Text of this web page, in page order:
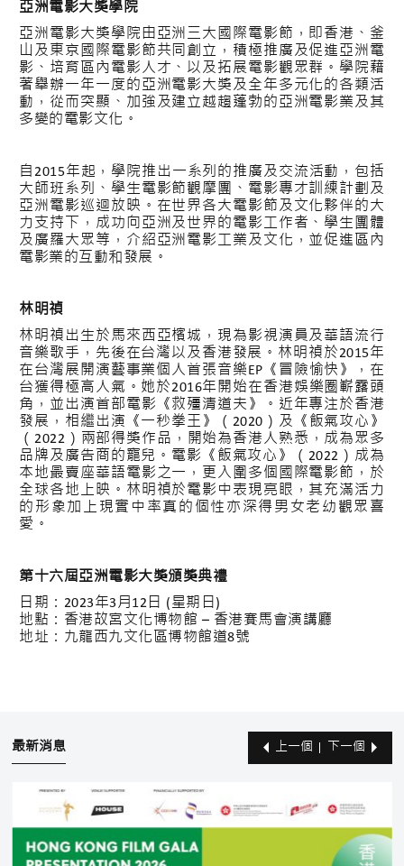
亞洲電影大獎學院
亞洲電影大獎學院由亞洲三大國際電影節，即香港、釜
山及東京國際電影節共同創立，積極推廣及促進亞洲電
影、培育區內電影人才、以及拓展電影觀眾群。學院藉
著舉辦一年一度的亞洲電影大獎及全年多元化的各類活
動，從而突顯、加強及建立越趨蓬勃的亞洲電影業及其
多變的電影文化。
自2015年起，學院推出一系列的推廣及交流活動，包括
大師班系列、學生電影節觀摩團、電影專才訓練計劃及
亞洲電影巡迴放映。在世界各大電影節及文化夥伴的大
力支持下，成功向亞洲及世界的電影工作者、學生團體
及廣羅大眾等，介紹亞洲電影工業及文化，並促進區內
電影業的互動和發展。
林明禎
林明禎出生於馬來西亞檳城，現為影視演員及華語流行
音樂歌手，先後在台灣以及香港發展。林明禎於2015年
在台灣展開演藝事業個人首張音樂EP《冒險愉快》，在
台獲得極高人氣。她於2016年開始在香港娛樂圈嶄露頭
角，並出演首部電影《救殭清道夫》。近年專注於香港
發展，相繼出演《一秒拳王》（2020）及《飯氣攻心》
（2022）兩部得獎作品，開始為香港人熟悉，成為眾多
品牌及廣告商的寵兒。電影《飯氣攻心》（2022）成為
本地最賣座華語電影之一，更入圍多個國際電影節，於
全球各地上映。林明禎於電影中表現亮眼，其充滿活力
的形象加上現實中率真的個性亦深得男女老幼觀眾喜
愛。
第十六屆亞洲電影大獎頒獎典禮
日期：2023年3月12日 (星期日)
地點：香港故宮文化博物館 – 香港賽馬會演講廳
地址：九龍西九文化區博物館道8號
最新消息 上一個 下一個